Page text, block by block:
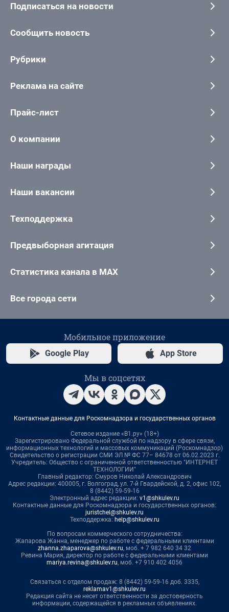
Подписаться на новости
Сообщить новость
Рубрики
Реклама на сайте
Прайс-лист
О компании
Наши награды
Наши вакансии
Техподдержка
Предвыборная агитация
Статистика канала в MAX
Все города сети
Мобильное приложение
Google Play App Store
Мы в соцсетях
Контактные данные для Роскомнадзора и государственных органов
Сетевое издание «В1.ру» (18+)
Зарегистрировано Федеральной службой по надзору в сфере связи,
информационных технологий и массовых коммуникаций (Роскомнадзор)
Свидетельство о регистрации СМИ ЭЛ № ФС 77– 84678 от 06.02.2023 г.
Учредитель: Общество с ограниченной ответственностью "ИНТЕРНЕТ
ТЕХНОЛОГИИ"
Главный редактор: Смуров Николай Александрович
Адрес редакции: 400005, г. Волгоград, ул. 7-й Гвардейской, д. 2, офис 102,
8 (8442) 59-59-16
Электронный адрес редакции: v1@shkulev.ru
Контактные данные для Роскомнадзора и государственных органов:
juristchel@shkulev.ru
Техподдержка: help@shkulev.ru
По вопросам коммерческого сотрудничества:
Жапарова Жанна, менеджер по работе с федеральными клиентами
zhanna.zhaparova@shkulev.ru, моб. + 7 982 640 34 32
Ревина Мария, директор по работе с федеральными клиентами
mariya.revina@shkulev.ru, моб. +7 910 402 4056
Связаться с отделом продаж: 8 (8442) 59-59-16 доб. 3335,
reklamav1@shkulev.ru
Редакция сайта не несет ответственности за достоверность
информации, содержащейся в рекламных объявлениях.